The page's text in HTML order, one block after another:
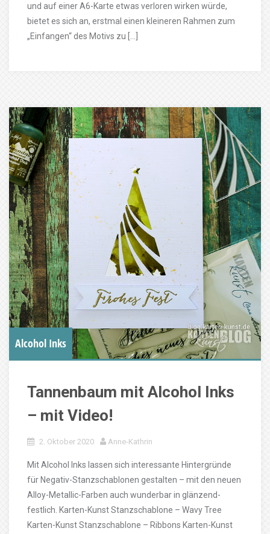
und auf einer A6-Karte etwas verloren wirken würde,
bietet es sich an, erstmal einen kleineren Rahmen zum
„Einfangen“ des Motivs zu […]
Alcohol Inks
Tannenbaum mit Alcohol Inks
– mit Video!
2. Oktober 2020 Anne-Kathrin
Mit Alcohol Inks lassen sich interessante Hintergründe
für Negativ-Stanzschablonen gestalten – mit den neuen
Alloy-Metallic-Farben auch wunderbar in glänzend-
festlich. Karten-Kunst Stanzschablone – Wavy Tree
Karten-Kunst Stanzschablone – Ribbons Karten-Kunst